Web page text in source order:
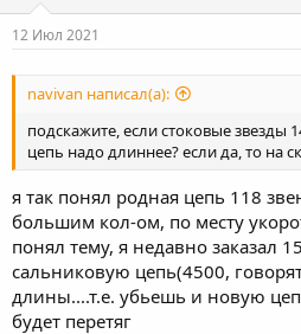
12 Июл 2021
navivan написал(а):
подскажите, если стоковые звезды
цепь надо длиннее? если да, то на
я так понял родная цепь 118
большим кол-ом, по месту
понял тему, я недавно заказал
сальниковую цепь(4500,
длины....т.е. убьешь и новую
будет перетяг